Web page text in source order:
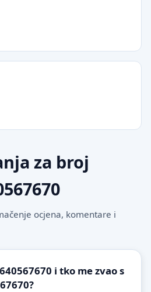
za broj
ocjena, komentare i
i tko me zvao s